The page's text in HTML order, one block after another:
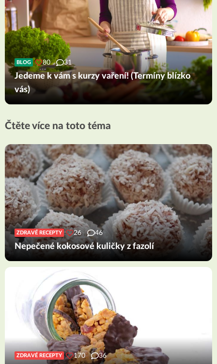
BLOG 80 31
Jedeme k vám s kurzy vaření! (Termíny blízko
vás)
Čtěte více na toto téma
ZDRAVÉ RECEPTY 26 46
Nepečené kokosové kuličky z fazolí
ZDRAVÉ RECEPTY 170 36